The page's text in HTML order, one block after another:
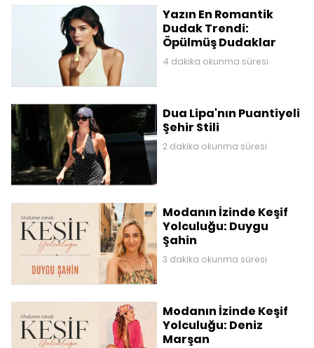
Yazın En Romantik
Dudak Trendi:
Öpülmüş Dudaklar
4 dakika okunma süresi
Dua Lipa'nın Puantiyeli
Şehir Stili
2 dakika okunma süresi
Modanın İzinde Keşif
Yolculuğu: Duygu
Şahin
3 dakika okunma süresi
Modanın İzinde Keşif
Yolculuğu: Deniz
Marşan